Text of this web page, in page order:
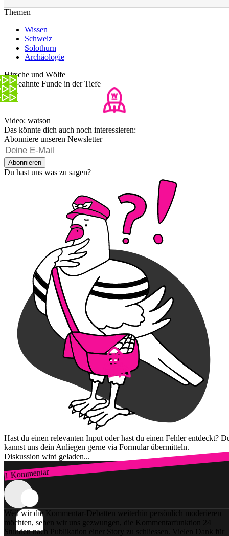
Themen
Wissen
Schweiz
Solothurn
Archäologie
Hirsche und Wölfe
Ungeahnte Funde in der Tiefe
Video: watson
Das könnte dich auch noch interessieren:
Abonniere unseren Newsletter
Abonnieren
Du hast uns was zu sagen?
Hast du einen relevanten Input oder hast du einen Fehler entdeckt?
kannst uns dein Anliegen gerne via Formular übermitteln.
Diskussion wird geladen...
1 Kommentar
Zum Login
Weil wir die Kommentar-Debatten weiterhin persönlich moderieren
möchten, sehen wir uns gezwungen, die Kommentarfunktion 24
Stunden nach Publikation einer Story zu schliessen. Vielen Dank für